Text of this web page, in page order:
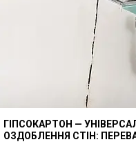
ГІПСОКАРТОН —
ОЗДОБЛЕННЯ СТІН: